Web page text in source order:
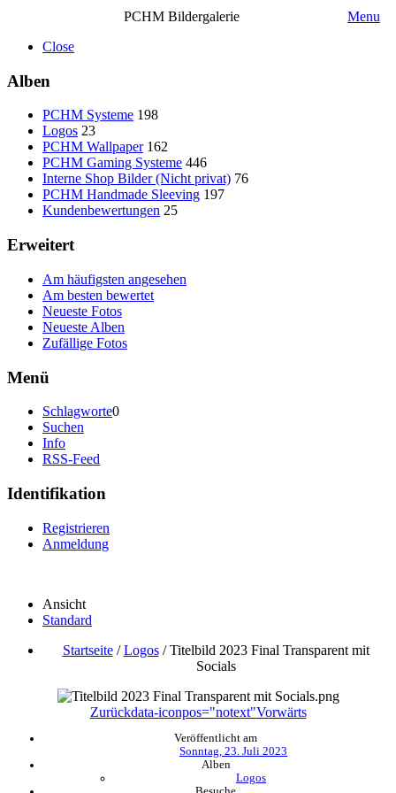
PCHM Bildergalerie
Menu
Close
Alben
PCHM Systeme 198
Logos 23
PCHM Wallpaper 162
PCHM Gaming Systeme 446
Interne Shop Bilder (Nicht privat) 76
PCHM Handmade Sleeving 197
Kundenbewertungen 25
Erweitert
Am häufigsten angesehen
Am besten bewertet
Neueste Fotos
Neueste Alben
Zufällige Fotos
Menü
Schlagworte0
Suchen
Info
RSS-Feed
Identifikation
Registrieren
Anmeldung
Ansicht
Standard
Startseite/Logos/Titelbild 2023 Final Transparent mit
Socials
Zurückdata-iconpos="notext"Vorwärts
Veröffentlicht am
Sonntag, 23. Juli 2023
Alben
Logos